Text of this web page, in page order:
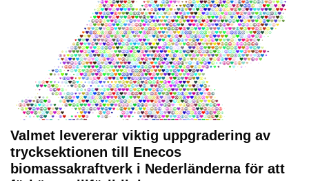
Valmet levererar viktig uppgradering av
trycksektionen till Enecos
biomassakraftverk i Nederländerna för att